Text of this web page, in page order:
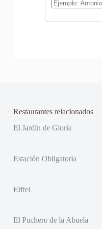
Restaurantes relacionados
El Jardín de Gloria
Estación Obligatoria
Eiffel
El Puchero de la Abuela